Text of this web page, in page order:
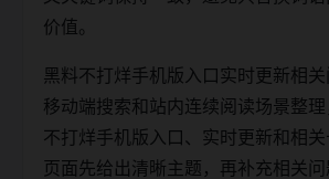
价值。
黑料不打烊手机版入口实时更新相
移动端搜索和站内连续阅读场景整
不打烊手机版入口、实时更新和相关
页面先给出清晰主题，再补充相关